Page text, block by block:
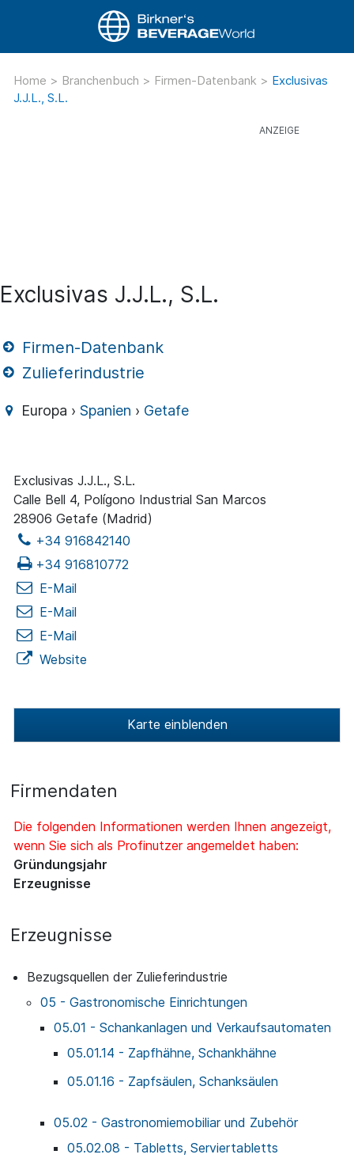
Home > Branchenbuch > Firmen-Datenbank > Exclusivas
J.J.L., S.L.
Exclusivas J.J.L., S.L.
Firmen-Datenbank
Zulieferindustrie
Europa ›Spanien › Getafe
Exclusivas J.J.L., S.L.
Calle Bell 4, Polígono Industrial San Marcos
28906 Getafe (Madrid)
+34 916842140
+34 916810772
E-Mail
E-Mail
E-Mail
Website
Karte einblenden
Firmendaten
Die folgenden Informationen werden Ihnen angezeigt,
wenn Sie sich als Profinutzer angemeldet haben:
Gründungsjahr
Erzeugnisse
Erzeugnisse
Bezugsquellen der Zulieferindustrie
05 - Gastronomische Einrichtungen
05.01 - Schankanlagen und Verkaufsautomaten
05.01.14 - Zapfhähne, Schankhähne
05.01.16 - Zapfsäulen, Schanksäulen
05.02 - Gastronomiemobiliar und Zubehör
05.02.08 - Tabletts, Serviertabletts